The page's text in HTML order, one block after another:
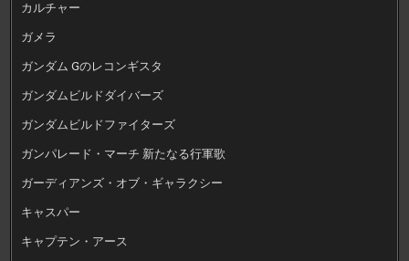
カルチャー
ガメラ
ガンダム Gのレコンギスタ
ガンダムビルドダイバーズ
ガンダムビルドファイターズ
ガンパレード・マーチ 新たなる行軍歌
ガーディアンズ・オブ・ギャラクシー
キャスパー
キャプテン・アース